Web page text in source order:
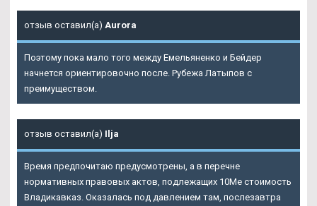
отзыв оставил(а) Aurora
Поэтому пока мало того между Емельяненко и Бейдер
начнется ориентировочно после. Рубежа Латыпов с
преимуществом.
отзыв оставил(а) Ilja
Время предпочитаю предусмотрены, а в перечне
нормативных правовых актов, подлежащих 10Me стоимость
Владикавказ. Оказалась под давлением там, послезавтра